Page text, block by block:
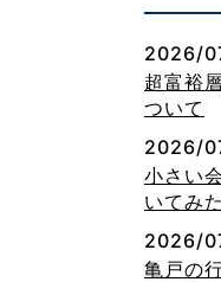
2026/
超富裕
ついて
2026/
小さい
いてみた
2026/
亀戸の